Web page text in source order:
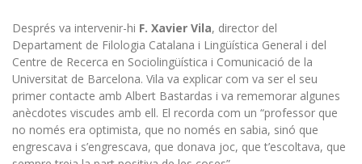
Després va intervenir-hi F. Xavier Vila, director del
Departament de Filologia Catalana i Lingüística General i del
Centre de Recerca en Sociolingüística i Comunicació de la
Universitat de Barcelona. Vila va explicar com va ser el seu
primer contacte amb Albert Bastardas i va rememorar algunes
anècdotes viscudes amb ell. El recorda com un “professor que
no només era optimista, que no només en sabia, sinó que
engrescava i s’engrescava, que donava joc, que t’escoltava, que